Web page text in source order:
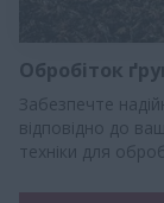
Обробіток
Забезпечте
відповідно до
техніки для